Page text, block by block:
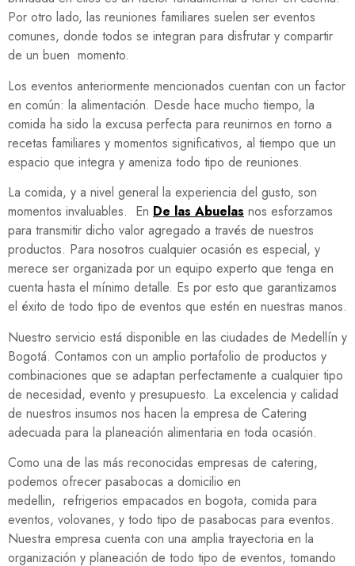
Por otro lado, las reuniones familiares suelen ser eventos
comunes, donde todos se integran para disfrutar y compartir
de un buen momento.
Los eventos anteriormente mencionados cuentan con un factor
en común: la alimentación. Desde hace mucho tiempo, la
comida ha sido la excusa perfecta para reunirnos en torno a
recetas familiares y momentos significativos, al tiempo que un
espacio que integra y ameniza todo tipo de reuniones.
La comida, y a nivel general la experiencia del gusto, son
momentos invaluables. En De las Abuelas nos esforzamos
para transmitir dicho valor agregado a través de nuestros
productos. Para nosotros cualquier ocasión es especial, y
merece ser organizada por un equipo experto que tenga en
cuenta hasta el mínimo detalle. Es por esto que garantizamos
el éxito de todo tipo de eventos que estén en nuestras manos.
Nuestro servicio está disponible en las ciudades de Medellín y
Bogotá. Contamos con un amplio portafolio de productos y
combinaciones que se adaptan perfectamente a cualquier tipo
de necesidad, evento y presupuesto. La excelencia y calidad
de nuestros insumos nos hacen la empresa de Catering
adecuada para la planeación alimentaria en toda ocasión.
Como una de las más reconocidas empresas de catering,
podemos ofrecer pasabocas a domicilio en
medellin, refrigerios empacados en bogota, comida para
eventos, volovanes, y todo tipo de pasabocas para eventos.
Nuestra empresa cuenta con una amplia trayectoria en la
organización y planeación de todo tipo de eventos, tomando